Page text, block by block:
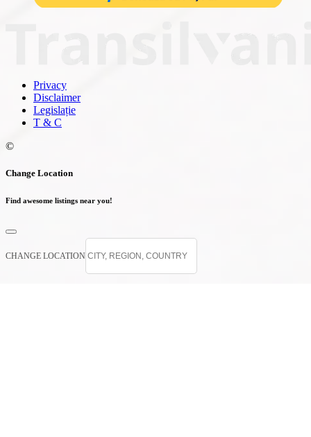
Privacy
Disclaimer
Legislație
T & C
©
Change Location
Find awesome listings near you!
CHANGE LOCATION